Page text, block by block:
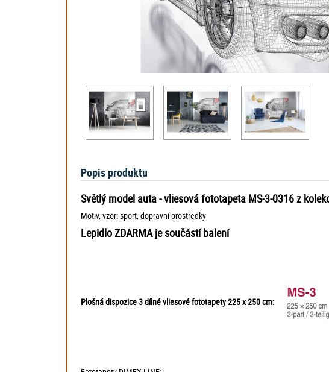
Popis produktu
Světlý model auta - vliesová fototapeta MS-3-0316 z
Motiv, vzor: sport, dopravní prostředky
Lepidlo ZDARMA je součástí balení
Plošná dispozice 3 dílné vliesové fototapety 225 x 250 cm: